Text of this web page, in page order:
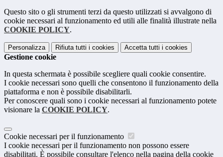
Questo sito o gli strumenti terzi da questo utilizzati si avvalgono di
cookie necessari al funzionamento ed utili alle finalità illustrate nella
COOKIE POLICY.
Personalizza Rifiuta tutti i cookies Accetta tutti i cookies
Gestione cookie
In questa schermata è possibile scegliere quali cookie consentire.
I cookie necessari sono quelli che consentono il funzionamento della
piattaforma e non è possibile disabilitarli.
Per conoscere quali sono i cookie necessari al funzionamento potete
visionare la COOKIE POLICY.
Cookie necessari per il funzionamento
I cookie necessari per il funzionamento non possono essere
disabilitati. È possibile consultare l'elenco nella pagina della cookie